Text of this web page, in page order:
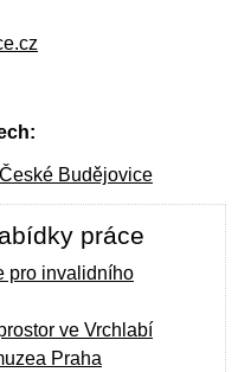
České Budějovice
práce
pro invalidního
ve Vrchlabí
Praha